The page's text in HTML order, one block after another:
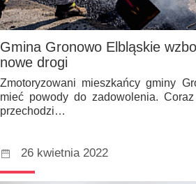
Gmina Gronowo Elbląskie
nowe drogi
Zmotoryzowani mieszkańcy gminy
mieć powody do zadowolenia.
przechodzi…
26 kwietnia 2022